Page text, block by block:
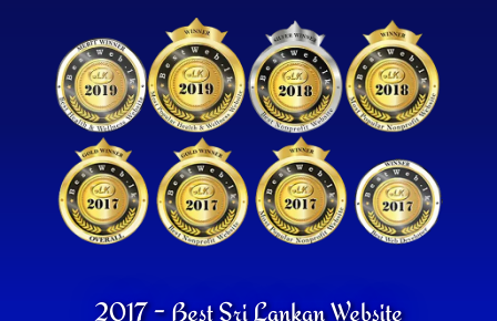
2017 - Best Sri Lankan Website